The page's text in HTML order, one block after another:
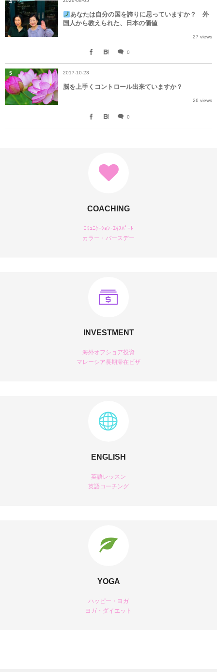
あなたは自分の国を誇りに思っていますか？ 外
国人から教えられた、日本の価値
27 views
0
4
2017-10-23
脳を上手くコントロール出来ていますか？
26 views
0
5
COACHING
ｺﾐｭﾆｹｰｼｮﾝ･ｴｷｽﾊﾟｰﾄ
カラー・バースデー
INVESTMENT
海外オフショア投資
マレーシア長期滞在ビザ
ENGLISH
英語レッスン
英語コーチング
YOGA
ハッピー・ヨガ
ヨガ・ダイエット